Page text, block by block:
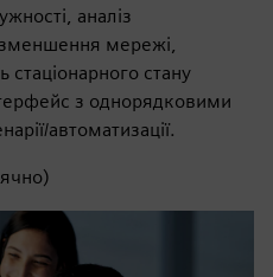
аналіз
мережі,
стаціонарного стану
з однорядковими
автоматизації.